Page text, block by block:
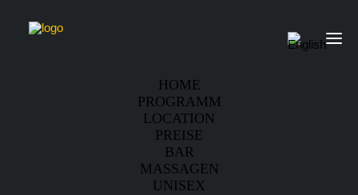
HOME
PROGRAMM
LOCATION
PREISE
BAR
MASSAGEN
UNISEX
AchilleusGaySpecials
AchilleusGaySpecials